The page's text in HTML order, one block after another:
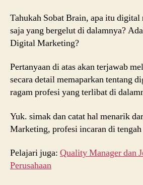
Tahukah Sobat Brain, apa itu digital
saja yang bergelut di dalamnya?
Digital Marketing?
Pertanyaan di atas akan terjawab
secara detail memaparkan tentang
ragam profesi yang terlibat di
Yuk. simak dan catat hal menarik
Marketing, profesi incaran di
Pelajari juga: Quality Manager dan
Perusahaan